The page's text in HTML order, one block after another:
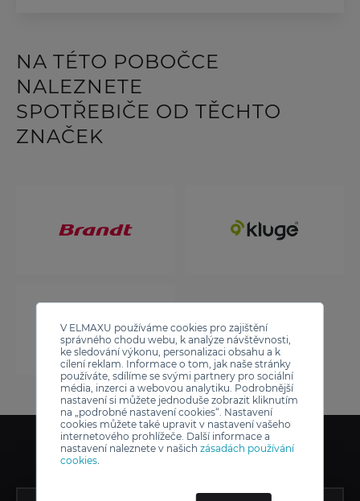
V ELMAXU používáme cookies pro zajištění
správného chodu webu, k analýze návštěvnosti,
ke sledování výkonu, personalizaci obsahu a k
cílení reklam. Informace o tom, jak naše stránky
používáte, sdílíme se svými partnery pro sociální
média, inzerci a webovou analytiku. Podrobnější
nastavení si můžete jednoduše zobrazit kliknutím
na „podrobné nastavení cookies“. Nastavení
cookies můžete také upravit v nastavení vašeho
internetového prohlížeče. Další informace a
nastavení naleznete v našich zásadách používání
cookies.
NA TÉTO POBOČCE
NALEZNETE
SPOTŘEBIČE OD TĚCHTO
ZNAČEK